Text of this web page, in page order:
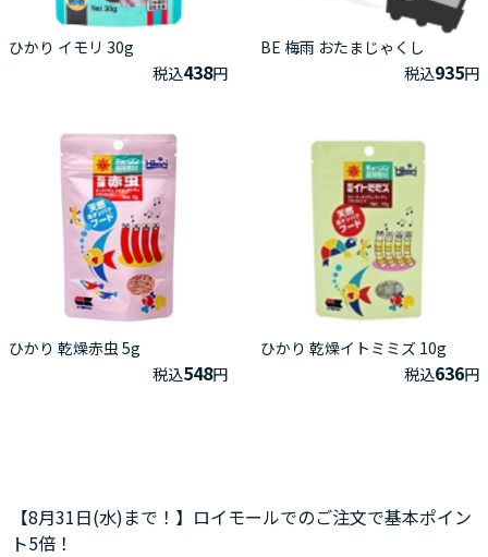
ひかり イモリ 30g
税込438円
BE 梅雨 おたまじゃくし
税込935円
ひかり 乾燥赤虫 5g
税込548円
ひかり 乾燥イトミミズ 10g
税込636円
【8月31日(水)まで！】ロイモールでのご注文で基本ポイン
ト5倍！